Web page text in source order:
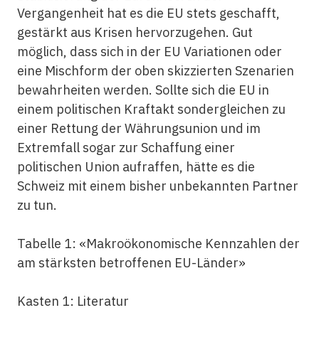
Vergangenheit hat es die EU stets geschafft,
gestärkt aus Krisen hervorzugehen. Gut
möglich, dass sich in der EU Variationen oder
eine Mischform der oben skizzierten Szenarien
bewahrheiten werden. Sollte sich die EU in
einem politischen Kraftakt sondergleichen zu
einer Rettung der Währungsunion und im
Extremfall sogar zur Schaffung einer
politischen Union aufraffen, hätte es die
Schweiz mit einem bisher unbekannten Partner
zu tun.
Tabelle 1: «Makroökonomische Kennzahlen der
am stärksten betroffenen EU-Länder»
Kasten 1: Literatur